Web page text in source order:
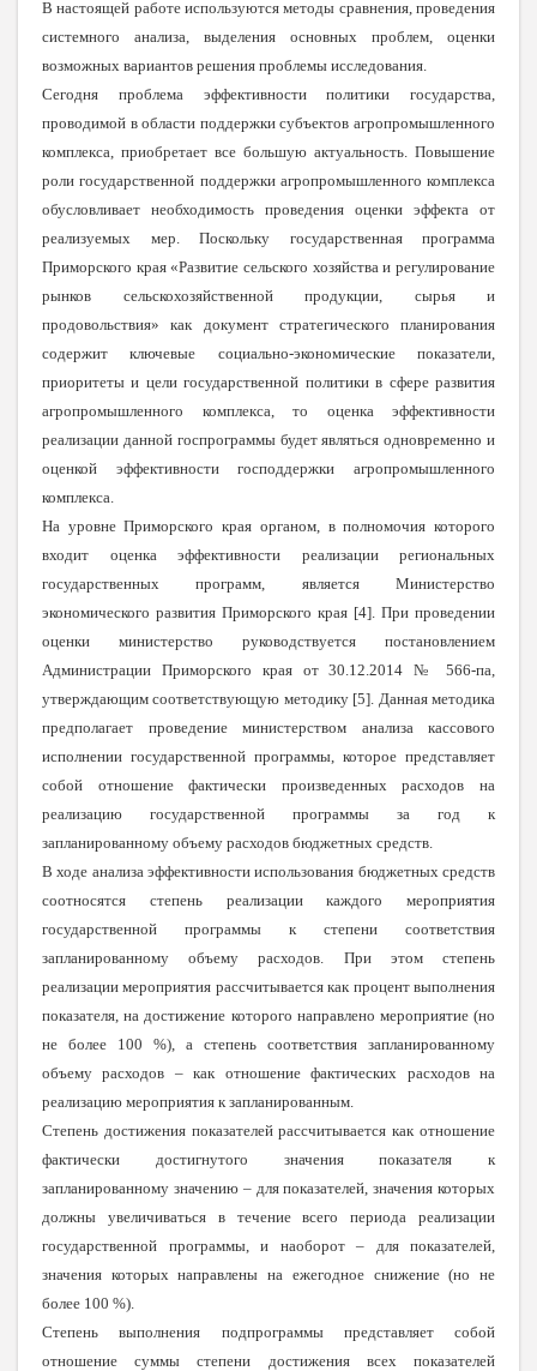
В настоящей работе используются методы сравнения, проведения
системного анализа, выделения основных проблем, оценки
возможных вариантов решения проблемы исследования.
Сегодня проблема эффективности политики государства,
проводимой в области поддержки субъектов агропромышленного
комплекса, приобретает все большую актуальность. Повышение
роли государственной поддержки агропромышленного комплекса
обусловливает необходимость проведения оценки эффекта от
реализуемых мер. Поскольку государственная программа
Приморского края «Развитие сельского хозяйства и регулирование
рынков сельскохозяйственной продукции, сырья и
продовольствия» как документ стратегического планирования
содержит ключевые социально-экономические показатели,
приоритеты и цели государственной политики в сфере развития
агропромышленного комплекса, то оценка эффективности
реализации данной госпрограммы будет являться одновременно и
оценкой эффективности господдержки агропромышленного
комплекса.
На уровне Приморского края органом, в полномочия которого
входит оценка эффективности реализации региональных
государственных программ, является Министерство
экономического развития Приморского края [4]. При проведении
оценки министерство руководствуется постановлением
Администрации Приморского края от 30.12.2014 № 566-па,
утверждающим соответствующую методику [5]. Данная методика
предполагает проведение министерством анализа кассового
исполнении государственной программы, которое представляет
собой отношение фактически произведенных расходов на
реализацию государственной программы за год к
запланированному объему расходов бюджетных средств.
В ходе анализа эффективности использования бюджетных средств
соотносятся степень реализации каждого мероприятия
государственной программы к степени соответствия
запланированному объему расходов. При этом степень
реализации мероприятия рассчитывается как процент выполнения
показателя, на достижение которого направлено мероприятие (но
не более 100 %), а степень соответствия запланированному
объему расходов – как отношение фактических расходов на
реализацию мероприятия к запланированным.
Степень достижения показателей рассчитывается как отношение
фактически достигнутого значения показателя к
запланированному значению – для показателей, значения которых
должны увеличиваться в течение всего периода реализации
государственной программы, и наоборот – для показателей,
значения которых направлены на ежегодное снижение (но не
более 100 %).
Степень выполнения подпрограммы представляет собой
отношение суммы степени достижения всех показателей